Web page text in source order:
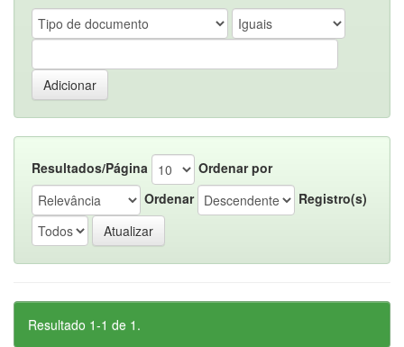
Resultados/Página
Ordenar por
Ordenar
Registro(s)
Resultado 1-1 de 1.